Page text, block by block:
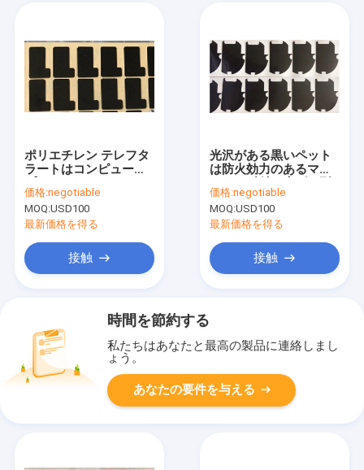
ポリエチレン テレフタ
ラートはコンピュータ
イラーを型抜きした
価格:negotiable
MOQ:USD100
最新価格を得る
接触
光沢がある黒いペット
は防火効力のあるマイ
抜きした
価格:negotiable
MOQ:USD100
最新価格を得る
接触
時間を節約する
私たちはあなたと最高の製品に連絡しまし
ょう。
あなたの要件を与える